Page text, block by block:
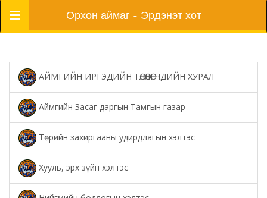
Цэс Орхон аймаг - Эрдэнэт хот
АЙМГИЙН ИРГЭДИЙН ТӨЛӨӨЛӨГЧДИЙН ХУРАЛ
Аймгийн Засаг даргын Тамгын газар
Төрийн захиргааны удирдлагын хэлтэс
Хууль, эрх зүйн хэлтэс